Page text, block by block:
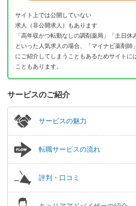
サイト上では公開していない
求人（非公開求人）もあります
「高年収かつ転勤なしの調剤薬局」「土日休
といった人気求人の場合、「マイナビ薬剤師
にご紹介してしまうこともあるためサイトに
こともあります。
サービスのご紹介
サービスの魅力
転職サービスの流れ
評判・口コミ